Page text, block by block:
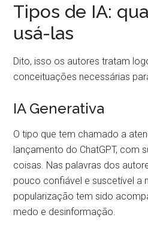
Tipos de IA:
usá-las
Dito, isso os autores tratam
conceituações necessárias
IA Generativa
O tipo que tem chamado a
lançamento do ChatGPT, com
coisas. Nas palavras dos
pouco confiável e suscetível a
popularização tem sido
medo e desinformação.